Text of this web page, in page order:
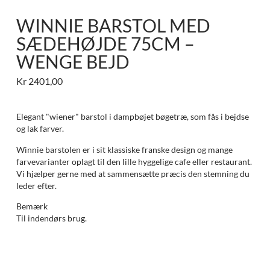
WINNIE BARSTOL MED
SÆDEHØJDE 75CM –
WENGE BEJD
Kr2401,00
Elegant "wiener" barstol i dampbøjet bøgetræ, som fås i bejdse
og lak farver.
Winnie barstolen er i sit klassiske franske design og mange
farvevarianter oplagt til den lille hyggelige cafe eller restaurant.
Vi hjælper gerne med at sammensætte præcis den stemning du
leder efter.
Bemærk
Til indendørs brug.